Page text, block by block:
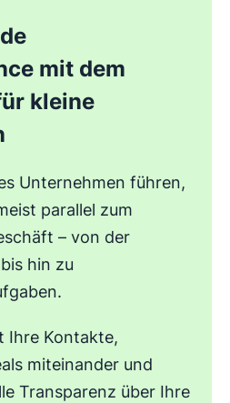
mit dem
kleine
Unternehmen führen,
parallel zum
– von der
hin zu
Ihre Kontakte,
miteinander und
Transparenz über Ihre